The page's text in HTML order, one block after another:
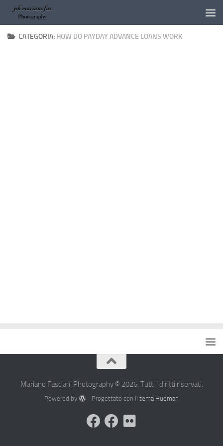
Salta al contenuto
CATEGORIA: HOW DO PAYDAY ADVANCE LOANS WORK
Mariano Fasciani Photography © 2026. Tutti i diritti riservati.
Powered by - Progettato con il tema Hueman